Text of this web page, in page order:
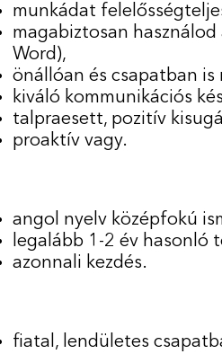
munkádat
magabiztosan
Word),
önállóan és csapatban is
kiváló kommunikációs
talpraesett, pozitív
proaktív vagy.
angol nyelv középfokú
legalább 1-2 év hasonló
azonnali kezdés.
fiatal, lendületes